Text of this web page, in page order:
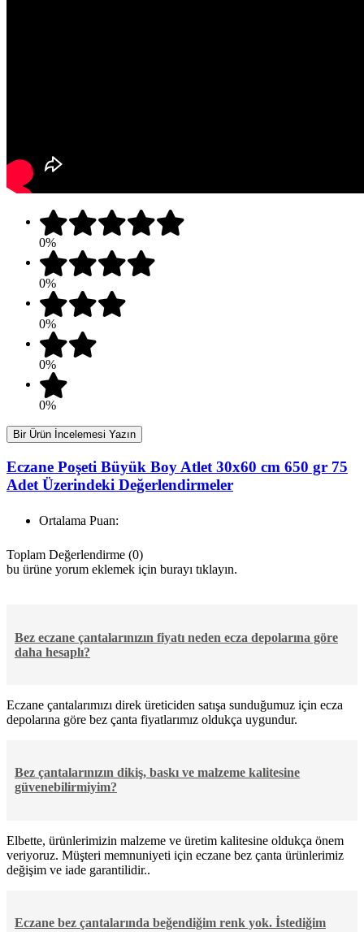
0%
0%
0%
0%
0%
Bir Ürün İncelemesi Yazın
Eczane Poşeti Büyük Boy Atlet 30x60 cm 650 gr 75
Adet Üzerindeki Değerlendirmeler
Ortalama Puan:
Toplam Değerlendirme (0)
bu ürüne yorum eklemek için burayı tıklayın.
Bez eczane çantalarınızın fiyatı neden ecza depolarına göre
daha hesaplı?
Eczane çantalarımızı direk üreticiden satışa sunduğumuz için ecza
depolarına göre bez çanta fiyatlarımız oldukça uygundur.
Bez çantalarınızın dikiş, baskı ve malzeme kalitesine
güvenebilirmiyim?
Elbette, ürünlerimizin malzeme ve üretim kalitesine oldukça önem
veriyoruz. Müşteri memnuniyeti için eczane bez çanta ürünlerimiz
değişim ve iade garantilidir..
Eczane bez çantalarında beğendiğim renk yok. İstediğim